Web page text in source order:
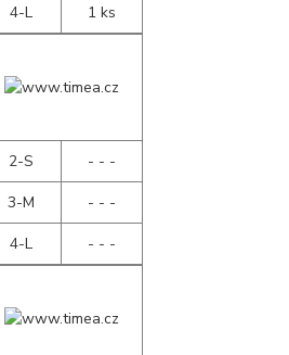
4-L
1 ks
2-S
- - -
3-M
- - -
4-L
- - -